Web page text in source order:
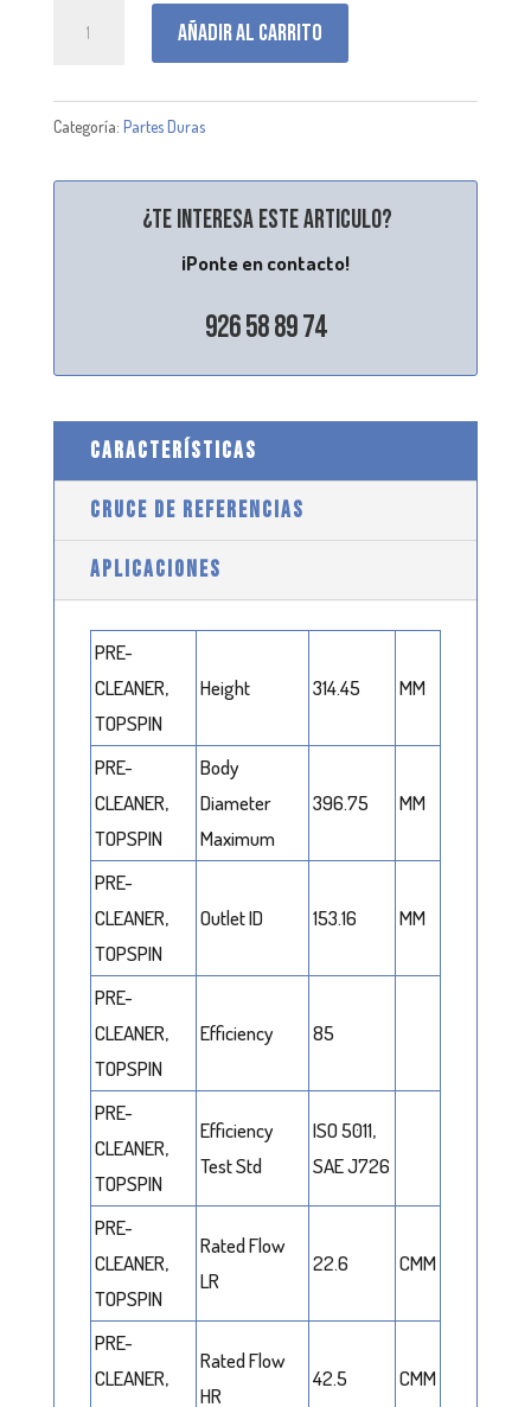
Añadir al carrito
Categoría: Partes Duras
¿Te interesa este articulo?
¡Ponte en contacto!
926 58 89 74
CARACTERÍSTICAS
CRUCE DE REFERENCIAS
APLICACIONES
PRE-
CLEANER,
TOPSPIN
Height 314.45 MM
PRE-
CLEANER,
TOPSPIN
Body
Diameter
Maximum
396.75 MM
PRE-
CLEANER,
TOPSPIN
Outlet ID 153.16 MM
PRE-
CLEANER,
TOPSPIN
Efficiency 85
PRE-
CLEANER,
TOPSPIN
Efficiency
Test Std
ISO 5011,
SAE J726
PRE-
CLEANER,
TOPSPIN
Rated Flow
LR
22.6 CMM
PRE-
CLEANER,
Rated Flow
HR
42.5 CMM